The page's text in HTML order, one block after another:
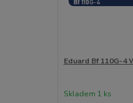
Eduard Bf 110G-4
Skladem 1 ks